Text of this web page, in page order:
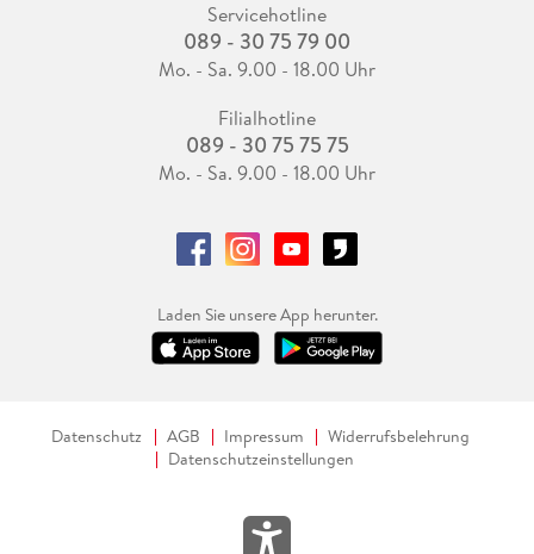
Servicehotline
089 - 30 75 79 00
Mo. - Sa. 9.00 - 18.00 Uhr
Filialhotline
089 - 30 75 75 75
Mo. - Sa. 9.00 - 18.00 Uhr
Laden Sie unsere App herunter.
Datenschutz AGB Impressum
Widerrufsbelehrung
Datenschutzeinstellungen